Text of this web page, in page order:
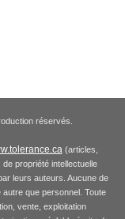
réservés.
(articles,
propriété intellectuelle
leurs auteurs. Aucune de
que personnel. Toute
vente, exploitation